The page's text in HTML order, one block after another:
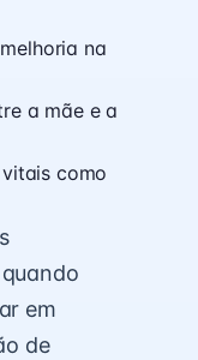
na
a mãe e a
como
em
de